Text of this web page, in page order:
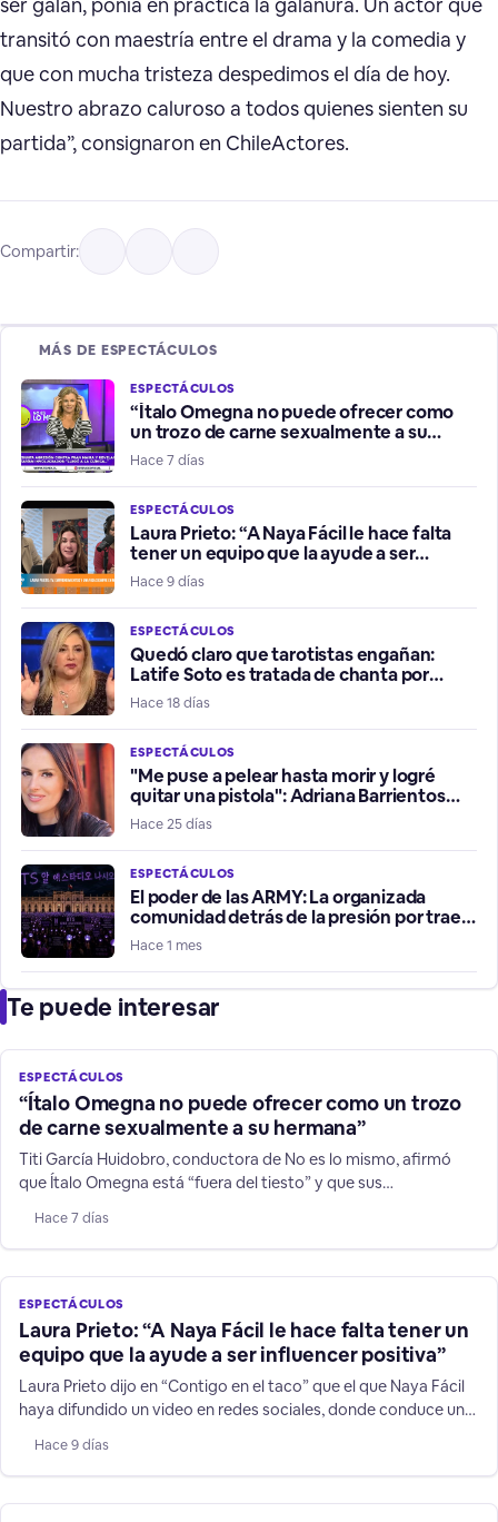
transitó con maestría entre el drama y la comedia y
que con mucha tristeza despedimos el día de hoy.
Nuestro abrazo caluroso a todos quienes sienten su
partida”, consignaron en ChileActores.
Compartir:
MÁS DE ESPECTÁCULOS
ESPECTÁCULOS
“Ítalo Omegna no puede ofrecer como
un trozo de carne sexualmente a su
hermana”
Hace 7 días
ESPECTÁCULOS
Laura Prieto: “A Naya Fácil le hace falta
tener un equipo que la ayude a ser
influencer positiva”
Hace 9 días
ESPECTÁCULOS
Quedó claro que tarotistas engañan:
Latife Soto es tratada de chanta por
fallidos presagios del Mundial
Hace 18 días
ESPECTÁCULOS
"Me puse a pelear hasta morir y logré
quitar una pistola": Adriana Barrientos
relata violento robo de su vehículo
Hace 25 días
ESPECTÁCULOS
El poder de las ARMY: La organizada
comunidad detrás de la presión por traer
a BTS a Chile
Hace 1 mes
Te puede interesar
ESPECTÁCULOS
“Ítalo Omegna no puede ofrecer como un trozo
de carne sexualmente a su hermana”
Titi García Huidobro, conductora de No es lo mismo, afirmó
que Ítalo Omegna está “fuera del tiesto” y que sus
Hace 7 días
ESPECTÁCULOS
Laura Prieto: “A Naya Fácil le hace falta tener un
equipo que la ayude a ser influencer positiva”
Laura Prieto dijo en “Contigo en el taco” que el que Naya Fácil
haya difundido un video en redes sociales, donde conduce un
irresponsabilidad sobre todo frente a niños y jóvenes que la
siguen.
Hace 9 días